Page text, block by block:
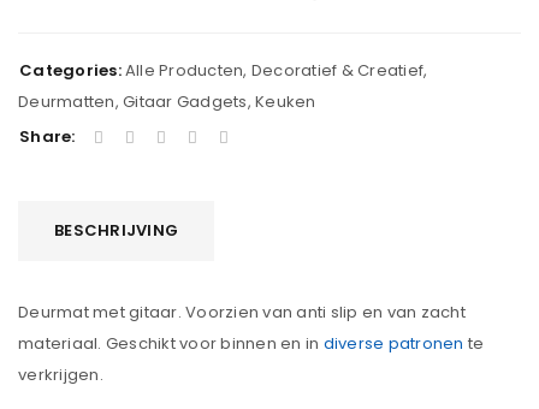
Categories:Alle Producten, Decoratief & Creatief,
Deurmatten, Gitaar Gadgets, Keuken
Share:
BESCHRIJVING
Deurmat met gitaar. Voorzien van anti slip en van zacht
materiaal. Geschikt voor binnen en in diverse patronen te
verkrijgen.